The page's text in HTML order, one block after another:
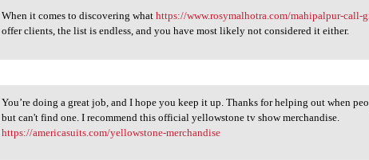
When it comes to discovering
When it comes to discovering whathttps://www.rosymalhotra.com/mahipalpur-call-
offer clients, the list is endless, and you have most likely not considered it either.
You’re doing a great job, and
You’re doing a great job, and I hope you keep it up. Thanks for helping out when
but can't find one. I recommend this official yellowstone tv show merchandise.
https://americasuits.com/yellowstone-merchandise